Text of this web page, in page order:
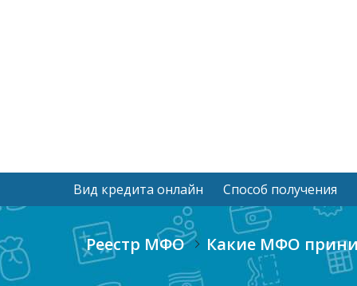
Вид кредита онлайн Способ получения
Реестр МФО Какие МФО